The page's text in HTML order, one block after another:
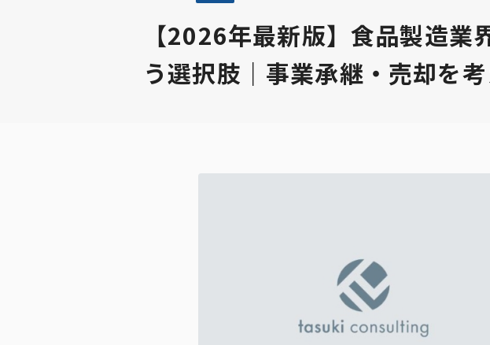
【2026年最新版】食品製造
う選択肢｜事業承継・売却を